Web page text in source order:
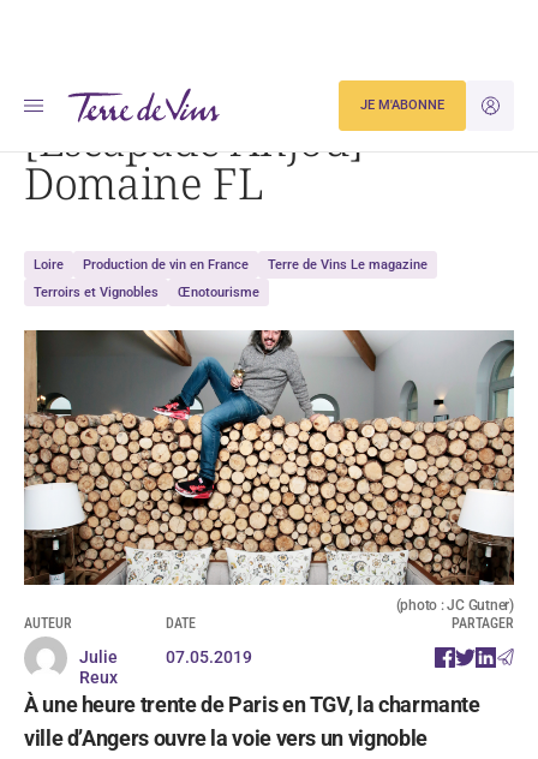
JE
JE M'ABONNE
Accueil [Escapade Anjou] Domaine FL
[Escapade Anjou]
Domaine FL
Loire Production de vin en France
Terre de Vins Le magazine
Terroirs et Vignobles
Œnotourisme
(photo : JC Gutner)
AUTEUR
Julie
Reux
DATE
07.05.2019
PARTAGER
À une heure trente de Paris en TGV, la charmante
ville d’Angers ouvre la voie vers un vignoble